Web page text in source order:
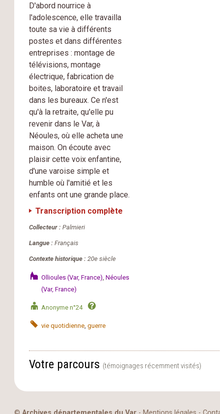
D'abord nourrice à
l'adolescence, elle travailla
toute sa vie à différents
postes et dans différentes
entreprises : montage de
télévisions, montage
électrique, fabrication de
boites, laboratoire et travail
dans les bureaux. Ce n'est
qu'à la retraite, qu'elle pu
revenir dans le Var, à
Néoules, où elle acheta une
maison. On écoute avec
plaisir cette voix enfantine,
d'une varoise simple et
humble où l'amitié et les
enfants ont une grande place.
Transcription complète
Collecteur : Palmieri
Langue : Français
Contexte historique : 20e siècle
Ollioules (Var, France) Néoules
(Var, France)
Anonyme n°24
vie quotidienne, guerre
Votre parcours (témoignages récemment visités)